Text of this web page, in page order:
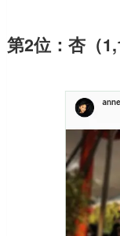
第2位：杏（